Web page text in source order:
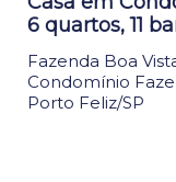
6 quartos, 11
Fazenda Boa
Condomínio
Porto Feliz/SP